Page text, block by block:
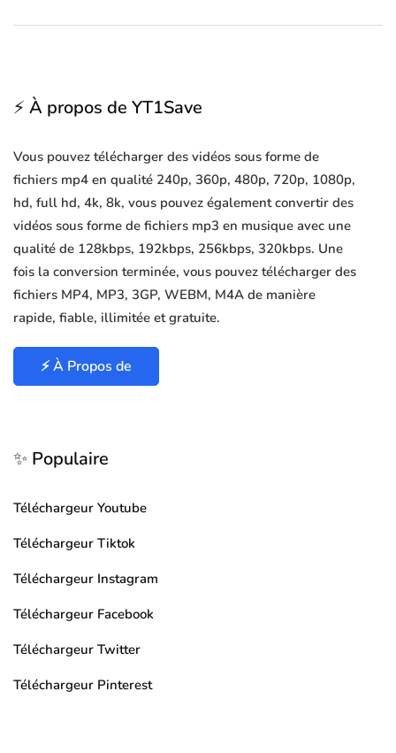
⚡ À propos de YT1Save
Vous pouvez télécharger des vidéos sous forme de
fichiers mp4 en qualité 240p, 360p, 480p, 720p, 1080p,
hd, full hd, 4k, 8k, vous pouvez également convertir des
vidéos sous forme de fichiers mp3 en musique avec une
qualité de 128kbps, 192kbps, 256kbps, 320kbps. Une
fois la conversion terminée, vous pouvez télécharger des
fichiers MP4, MP3, 3GP, WEBM, M4A de manière
rapide, fiable, illimitée et gratuite.
⚡ À Propos de
✨ Populaire
Téléchargeur Youtube
Téléchargeur Tiktok
Téléchargeur Instagram
Téléchargeur Facebook
Téléchargeur Twitter
Téléchargeur Pinterest